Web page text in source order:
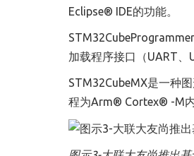
Eclipse® IDE的功能。
加载程序接口
（UART、
STM32CubeMX是一种
程为Arm® Cortex® -M